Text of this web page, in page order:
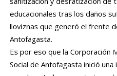
educacionales tras los daños
lloviznas que generó el frente
Antofagasta.
Es por eso que la Corporación
Social de Antofagasta inició